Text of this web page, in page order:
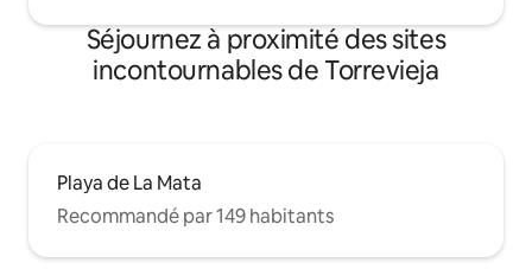
Séjournez à proximité des sites
incontournables de Torrevieja
Playa de La Mata
Recommandé par 149 habitants